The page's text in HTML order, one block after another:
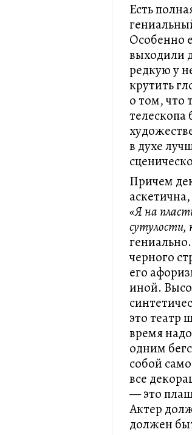
Есть
Особенно
выходили
редкую у
крутить
о том, что
телескопа
в духе
Причем
«Я на
сутулости,
черного
его
иной.
это театр
время
одним
собой
все
— это
Актер
должен